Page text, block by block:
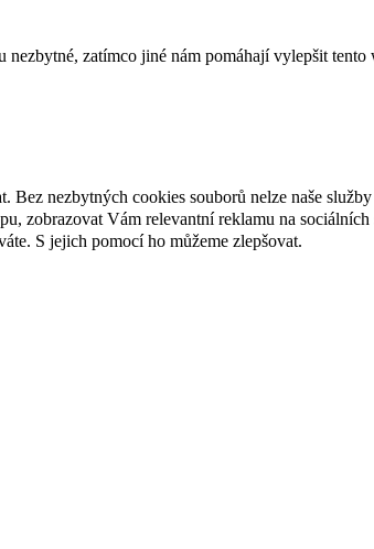
zatímco jiné nám pomáhají vylepšit
Bez nezbytných cookies souborů nelze naše
zobrazovat Vám relevantní reklamu na
S jejich pomocí ho můžeme zlepšovat.